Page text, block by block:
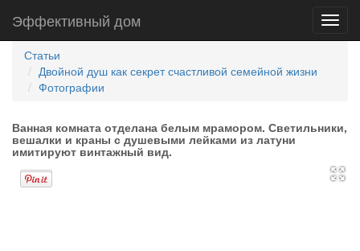
Эффективный дом
Статьи
Двойной душ как секрет счастливой семейной жизни
Фотографии
Ванная комната отделана белым мрамором. Светильники,
вешалки и краны с душевыми лейками из латуни
имитируют винтажный вид.